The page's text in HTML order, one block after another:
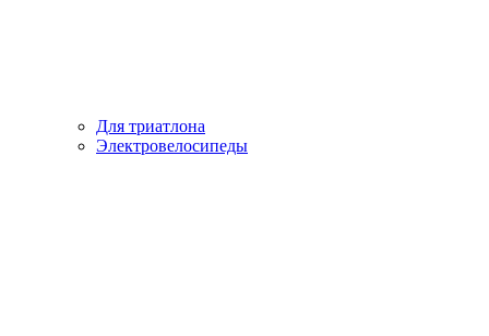
Для триатлона
Электровелосипеды